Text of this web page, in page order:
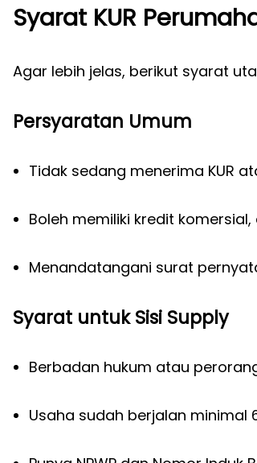
Syarat KUR
Agar lebih jelas, berikut syarat
Persyaratan Umum
Tidak sedang menerima KUR
Boleh memiliki kredit
Menandatangani surat
Syarat untuk Sisi Supply
Berbadan hukum atau
Usaha sudah berjalan minimal